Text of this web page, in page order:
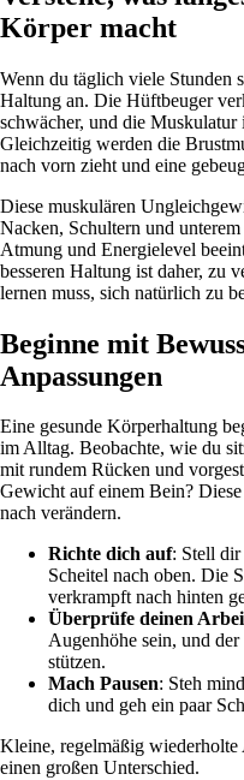
Körper macht
Wenn du täglich viele Stunden
Haltung an. Die Hüftbeuger
schwächer, und die
Gleichzeitig werden die
nach vorn zieht und eine
Diese muskulären
Nacken, Schultern und
Atmung und Energielevel
besseren Haltung ist daher, zu
lernen muss, sich natürlich zu
Beginne mit
Anpassungen
Eine gesunde Körperhaltung
im Alltag. Beobachte, wie du
mit rundem Rücken und
Gewicht auf einem Bein?
nach verändern.
Richte dich auf: Stell dir
Scheitel nach oben. Die
verkrampft nach hinten
Überprüfe deinen
Augenhöhe sein, und
stützen.
Mach Pausen: Steh
dich und geh ein paar
Kleine, regelmäßig wiederholte
einen großen Unterschied.